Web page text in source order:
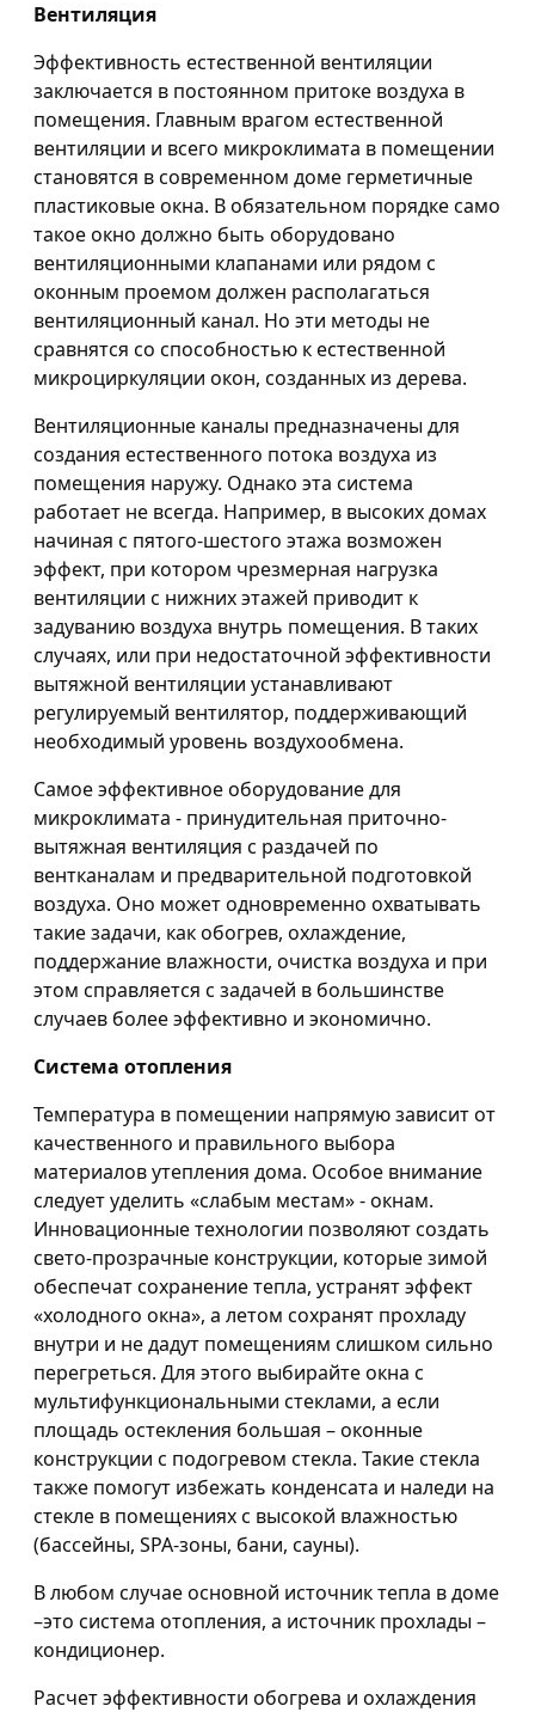
Вентиляция
Эффективность естественной вентиляции
заключается в постоянном притоке воздуха в
помещения. Главным врагом естественной
вентиляции и всего микроклимата в помещении
становятся в современном доме герметичные
пластиковые окна. В обязательном порядке само
такое окно должно быть оборудовано
вентиляционными клапанами или рядом с
оконным проемом должен располагаться
вентиляционный канал. Но эти методы не
сравнятся со способностью к естественной
микроциркуляции окон, созданных из дерева.
Вентиляционные каналы предназначены для
создания естественного потока воздуха из
помещения наружу. Однако эта система
работает не всегда. Например, в высоких домах
начиная с пятого-шестого этажа возможен
эффект, при котором чрезмерная нагрузка
вентиляции с нижних этажей приводит к
задуванию воздуха внутрь помещения. В таких
случаях, или при недостаточной эффективности
вытяжной вентиляции устанавливают
регулируемый вентилятор, поддерживающий
необходимый уровень воздухообмена.
Самое эффективное оборудование для
микроклимата - принудительная приточно-
вытяжная вентиляция с раздачей по
вентканалам и предварительной подготовкой
воздуха. Оно может одновременно охватывать
такие задачи, как обогрев, охлаждение,
поддержание влажности, очистка воздуха и при
этом справляется с задачей в большинстве
случаев более эффективно и экономично.
Система отопления
Температура в помещении напрямую зависит от
качественного и правильного выбора
материалов утепления дома. Особое внимание
следует уделить «слабым местам» - окнам.
Инновационные технологии позволяют создать
свето-прозрачные конструкции, которые зимой
обеспечат сохранение тепла, устранят эффект
«холодного окна», а летом сохранят прохладу
внутри и не дадут помещениям слишком сильно
перегреться. Для этого выбирайте окна с
мультифункциональными стеклами, а если
площадь остекления большая – оконные
конструкции с подогревом стекла. Такие стекла
также помогут избежать конденсата и наледи на
стекле в помещениях с высокой влажностью
(бассейны, SPA-зоны, бани, сауны).
В любом случае основной источник тепла в доме
–это система отопления, а источник прохлады –
кондиционер.
Расчет эффективности обогрева и охлаждения